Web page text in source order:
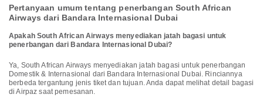
Pertanyaan umum tentang penerbangan South African
Airways dari Bandara Internasional Dubai
Apakah South African Airways menyediakan jatah bagasi untuk
penerbangan dari Bandara Internasional Dubai?
Ya, South African Airways menyediakan jatah bagasi untuk penerbangan
Domestik & Internasional dari Bandara Internasional Dubai. Rinciannya
berbeda tergantung jenis tiket dan tujuan. Anda dapat melihat detail bagasi
di Airpaz saat pemesanan.